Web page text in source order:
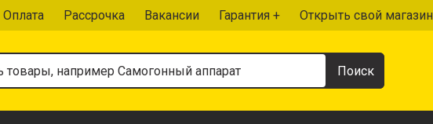
Оплата Рассрочка Вакансии Гарантия + Открыть свой магазин